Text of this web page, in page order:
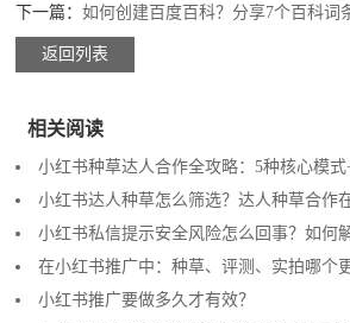
下一篇：如何创建百度百科？分享7个百科词
返回列表
相关阅读
小红书种草达人合作全攻略：5种核心模
小红书达人种草怎么筛选？达人种草合作
小红书私信提示安全风险怎么回事？如何
在小红书推广中：种草、评测、实拍哪个
小红书推广要做多久才有效？